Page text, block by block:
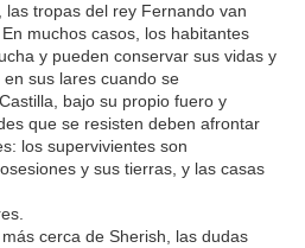
tropas del rey Fernando van
muchos casos, los habitantes
y pueden conservar sus vidas y
sus lares cuando se
bajo su propio fuero y
que se resisten deben afrontar
los supervivientes son
y sus tierras, y las casas
cerca de Sherish, las dudas